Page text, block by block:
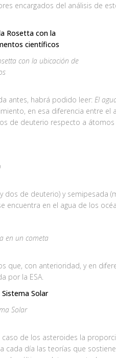
encargados del análisis de
con la ubicación de
antes, habrá podido leer: El
en esa diferencia entre el
de deuterio respecto a
de deuterio) y semipesada
encuentra en el agua de los
en un cometa
con anterioridad, y en
por la ESA.
Solar
de los asteroides la
día las teorías que